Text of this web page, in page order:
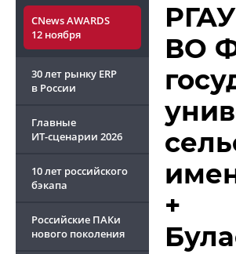
CNews AWARDS
12 ноября
30 лет рынку ERP
в России
Главные
ИТ-сценарии 2026
10 лет российского
бэкапа
Российские ПАКи
нового поколения
ВО
+